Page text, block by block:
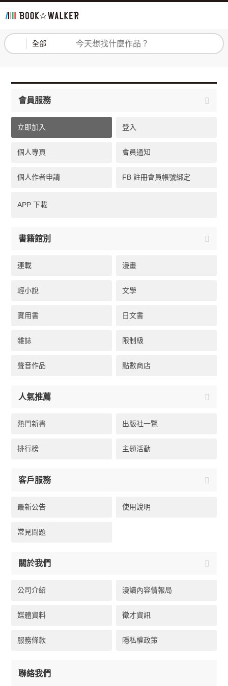
全部 登入 註冊
會員服務
立即加入 登入
個人專頁 會員通知
個人作者申請 FB 註冊會員帳號綁定
APP 下載
書籍館別
連載 漫畫
輕小說 文學
實用書 日文書
雜誌 限制級
聲音作品 點數商店
人氣推薦
熱門新書 出版社一覽
排行榜 主題活動
客戶服務
最新公告 使用說明
常見問題
關於我們
公司介紹 漫讀內容情報局
媒體資料 徵才資訊
服務條款 隱私權政策
聯絡我們